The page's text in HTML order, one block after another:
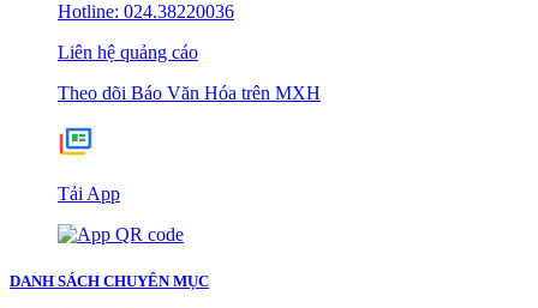
Hotline: 024.38220036
Liên hệ quảng cáo
Theo dõi Báo Văn Hóa trên MXH
Tải App
DANH SÁCH CHUYÊN MỤC